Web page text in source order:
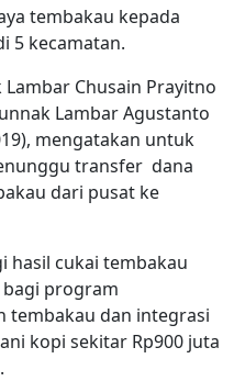
tembakau kepada
5 kecamatan.
Chusain Prayitno
Lambar Agustanto
mengatakan untuk
transfer dana
dari pusat ke
hasil cukai tembakau
program
tembakau dan integrasi
kopi sekitar Rp900 juta